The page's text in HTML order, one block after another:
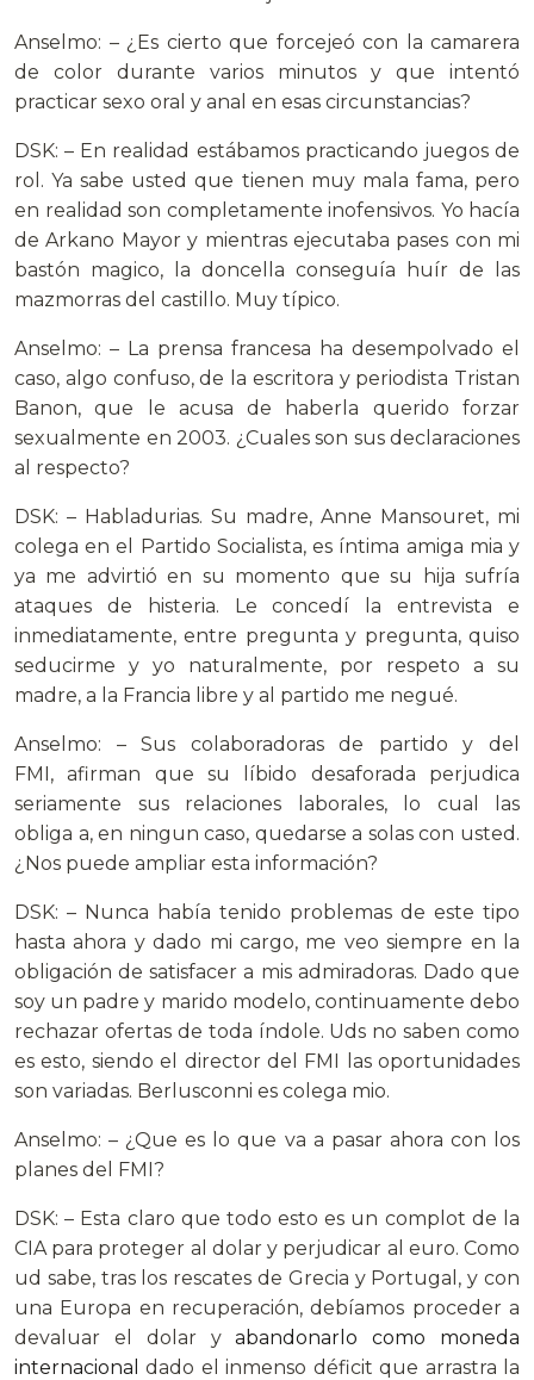
Anselmo: – ¿Es cierto que forcejeó con la camarera
de color durante varios minutos y que intentó
practicar sexo oral y anal en esas circunstancias?
DSK: – En realidad estábamos practicando juegos de
rol. Ya sabe usted que tienen muy mala fama, pero
en realidad son completamente inofensivos. Yo hacía
de Arkano Mayor y mientras ejecutaba pases con mi
bastón magico, la doncella conseguía huír de las
mazmorras del castillo. Muy típico.
Anselmo: – La prensa francesa ha desempolvado el
caso, algo confuso, de la escritora y periodista Tristan
Banon, que le acusa de haberla querido forzar
sexualmente en 2003. ¿Cuales son sus declaraciones
al respecto?
DSK: – Habladurias. Su madre, Anne Mansouret, mi
colega en el Partido Socialista, es íntima amiga mia y
ya me advirtió en su momento que su hija sufría
ataques de histeria. Le concedí la entrevista e
inmediatamente, entre pregunta y pregunta, quiso
seducirme y yo naturalmente, por respeto a su
madre, a la Francia libre y al partido me negué.
Anselmo: – Sus colaboradoras de partido y del
FMI, afirman que su líbido desaforada perjudica
seriamente sus relaciones laborales, lo cual las
obliga a, en ningun caso, quedarse a solas con usted.
¿Nos puede ampliar esta información?
DSK: – Nunca había tenido problemas de este tipo
hasta ahora y dado mi cargo, me veo siempre en la
obligación de satisfacer a mis admiradoras. Dado que
soy un padre y marido modelo, continuamente debo
rechazar ofertas de toda índole. Uds no saben como
es esto, siendo el director del FMI las oportunidades
son variadas. Berlusconni es colega mio.
Anselmo: – ¿Que es lo que va a pasar ahora con los
planes del FMI?
DSK: – Esta claro que todo esto es un complot de la
CIA para proteger al dolar y perjudicar al euro. Como
ud sabe, tras los rescates de Grecia y Portugal, y con
una Europa en recuperación, debíamos proceder a
devaluar el dolar yabandonarlo como moneda
internacional dado el inmenso déficit que arrastra la